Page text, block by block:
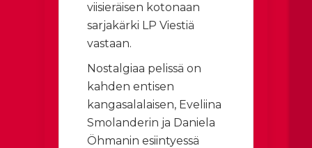
viisieräisen kotonaan
sarjakärki LP Viestiä
vastaan.
Nostalgiaa pelissä on
kahden entisen
kangasalalaisen, Eveliina
Smolanderin ja Daniela
Öhmanin esiintyessä